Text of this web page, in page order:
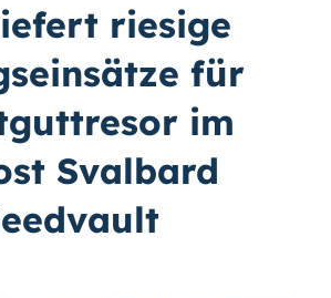
riesige
für
im
Svalbard